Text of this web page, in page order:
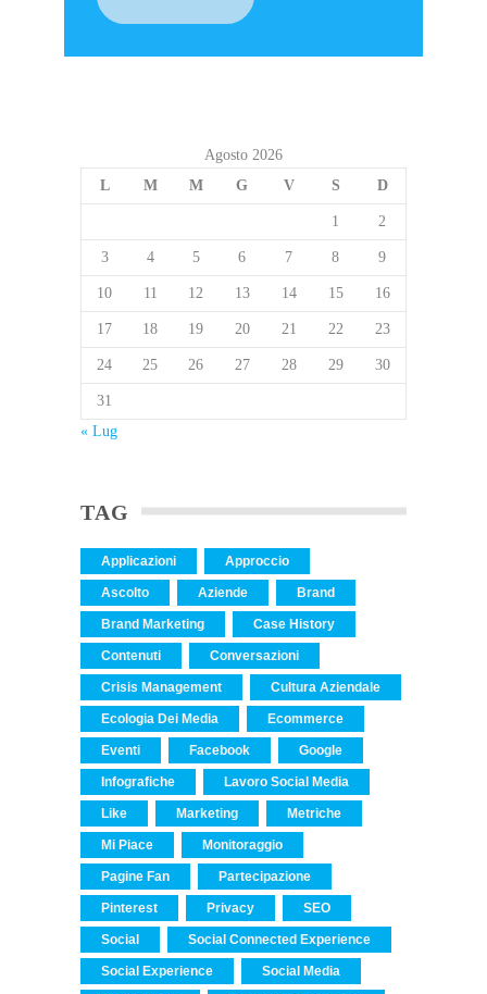
Agosto 2026
L
M M G V S D
1 2
3 4 5 6 7 8 9
10 11 12 13 14 15 16
17 18 19 20 21 22 23
24 25 26 27 28 29 30
31
« Lug
TAG
Applicazioni Approccio
Ascolto Aziende Brand
Brand Marketing Case History
Contenuti Conversazioni
Crisis Management Cultura Aziendale
Ecologia Dei Media Ecommerce
Eventi Facebook Google
Infografiche Lavoro Social Media
Like Marketing Metriche
Mi Piace Monitoraggio
Pagine Fan Partecipazione
Pinterest Privacy SEO
Social Social Connected Experience
Social Experience Social Media